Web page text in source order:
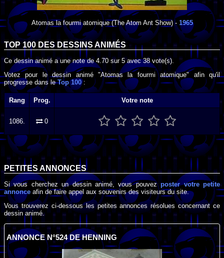
Atomas la fourmi atomique(The Atom Ant Show) - 1965
TOP 100 DESDESSINS ANIMÉS
Ce dessin animé a une note de4.70 sur 5avec38vote(s).
Votez pour le dessin animé "Atomas la fourmi atomique" afin qu'il
progresse dans leTop 100:
Rang Prog. Votre note
1086. 0
PETITES ANNONCES
Si vous cherchez un dessin animé, vous pouvezposter votre petite
annonce afin de faire appel aux souvenirs des visiteurs du site.
Vous trouverez ci-dessous les petites annonces résolues concernant ce
dessin animé.
ANNONCE N°524 DE HENNING